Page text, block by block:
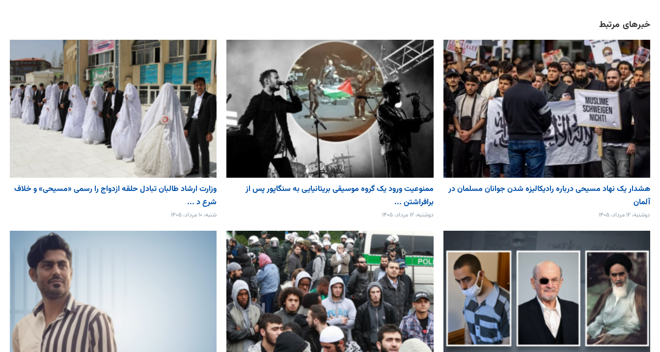
خبرهای مرتبط
هشدار یک نهاد مسیحی درباره رادیکالیزه شدن جوانان مسلمان در
آلمان
دوشنبه، ۱۲ مرداد، ۱۴۰۵
ممنوعیت ورود یک گروه موسیقی بریتانیایی به سنگاپور پس از
برافراشتن ...
دوشنبه، ۱۲ مرداد، ۱۴۰۵
وزارت ارشاد طالبان تبادل حلقه ازدواج را رسمی «مسیحی» و خلاف
شرع د ...
شنبه، ۱۰ مرداد، ۱۴۰۵